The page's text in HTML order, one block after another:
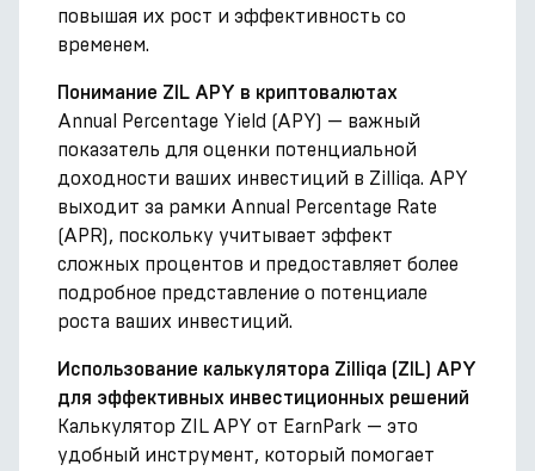
повышая их рост и эффективность со
временем.
Понимание ZIL APY в криптовалютах
Annual Percentage Yield (APY) — важный
показатель для оценки потенциальной
доходности ваших инвестиций в Zilliqa. APY
выходит за рамки Annual Percentage Rate
(APR), поскольку учитывает эффект
сложных процентов и предоставляет более
подробное представление о потенциале
роста ваших инвестиций.
Использование калькулятора Zilliqa (ZIL) APY
для эффективных инвестиционных решений
Калькулятор ZIL APY от EarnPark — это
удобный инструмент, который помогает